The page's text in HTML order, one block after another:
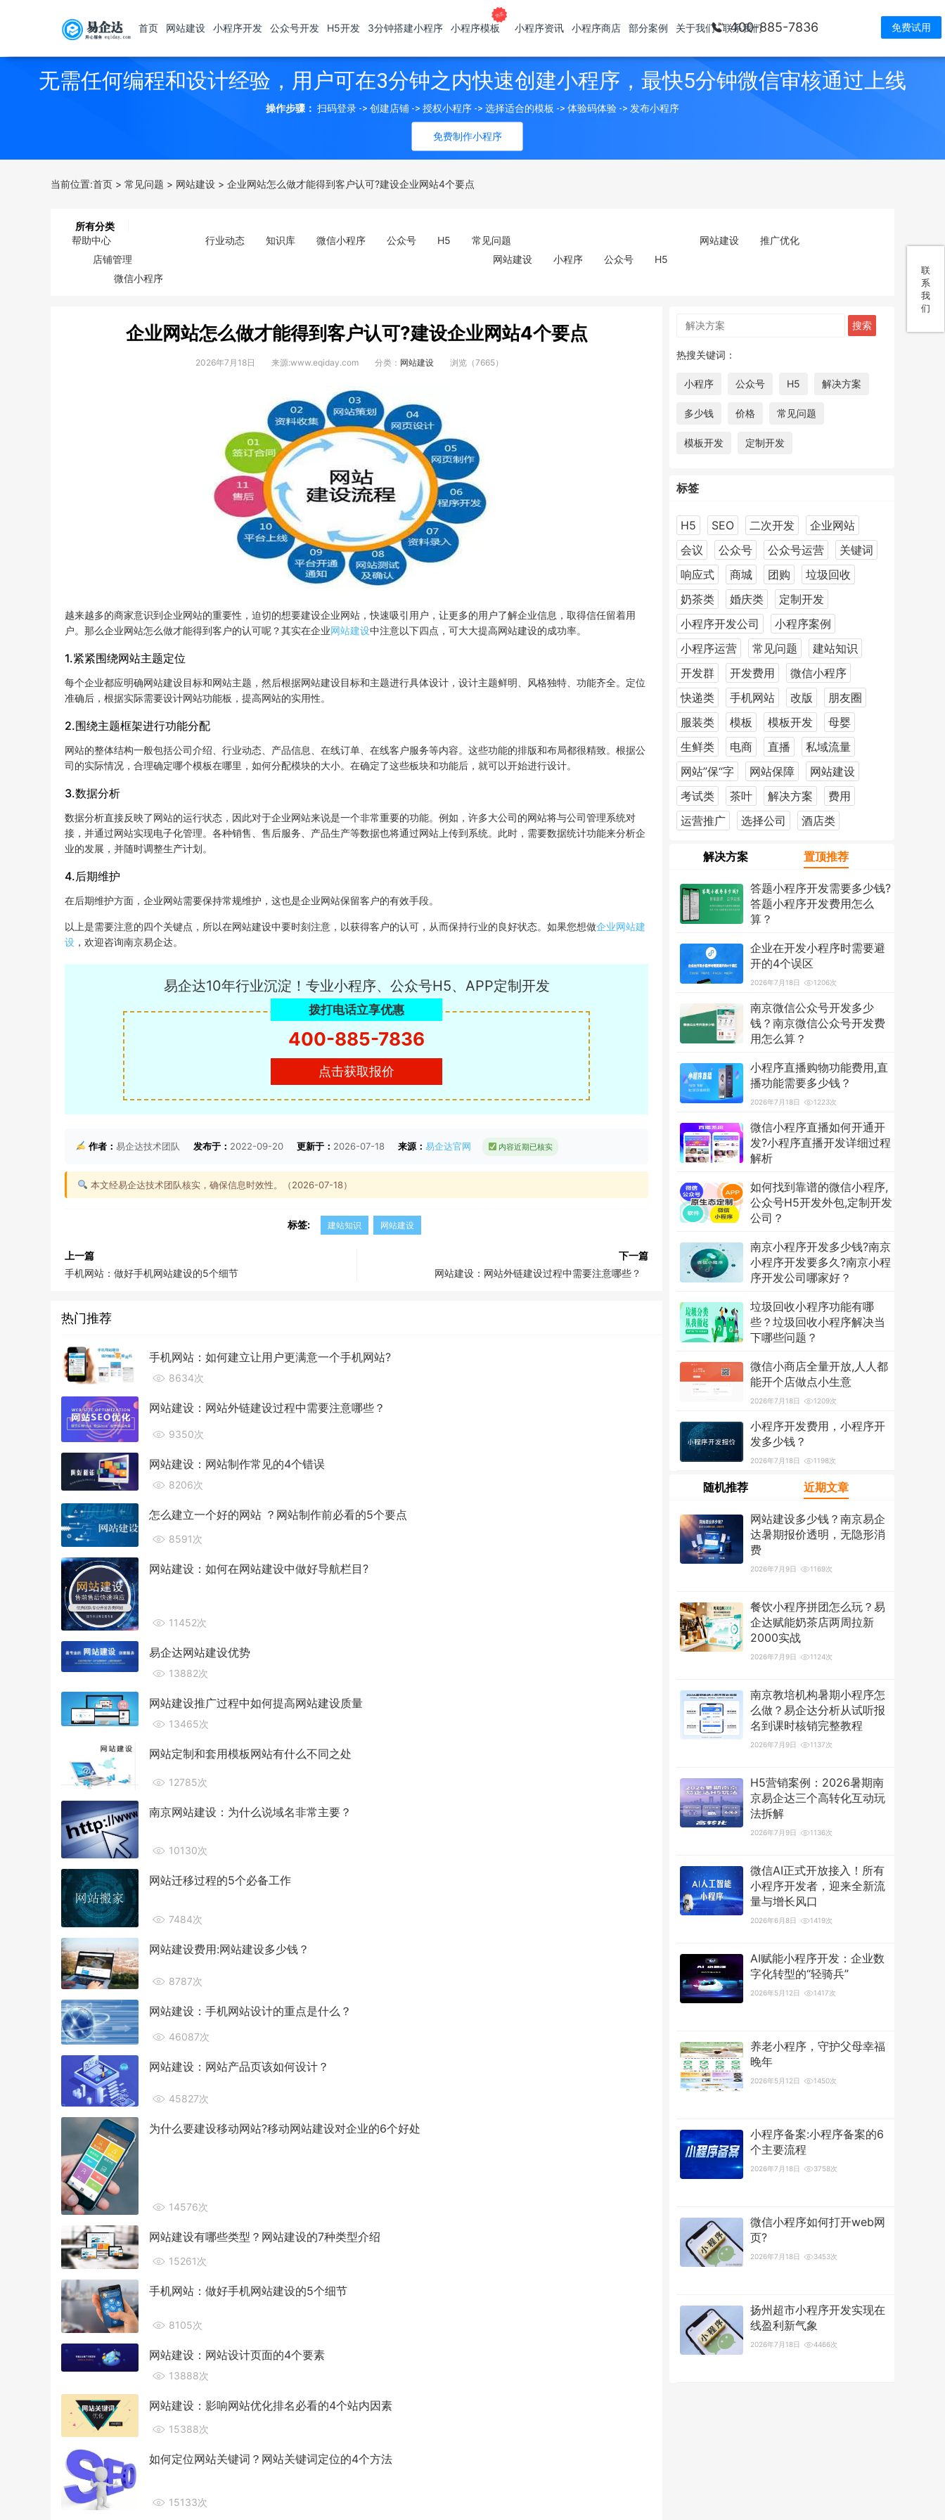
400-885-7836 免费试用
首页 网站建设 小程序开发 公众号开发 H5开发 3分钟搭建小程序 小程序模板 小程序资讯 小程序商店 部分案例 关于我们 联系我们
联
系
我
们
无需任何编程和设计经验，用户可在3分钟之内快速创建小程序，最快5分钟微信审核通过上线
免费制作小程序
操作步骤： 扫码登录 -> 创建店铺 -> 授权小程序 -> 选择适合的模板 -> 体验码体验 -> 发布小程序
当前位置:首页 > 常见问题 > 网站建设 > 企业网站怎么做才能得到客户认可?建设企业网站4个要点
所有分类
帮助中心
店铺管理
微信小程序
行业动态 知识库 微信小程序 公众号 H5
常见问题
网站建设
小程序 公众号 H5
网站建设 推广优化
企业网站怎么做才能得到客户认可?建设企业网站4个要点
2026年7月18日 来源:www.eqiday.com 分类： 网站建设 浏览（7665）
越来越多的商家意识到企业网站的重要性，迫切的想要建设企业网站，快速吸引用户，让更多的用户了解企业信息，取得信任留着用
户。那么企业网站怎么做才能得到客户的认可呢？其实在企业网站建设中注意以下四点，可大大提高网站建设的成功率。
1.紧紧围绕网站主题定位
每个企业都应明确网站建设目标和网站主题，然后根据网站建设目标和主题进行具体设计，设计主题鲜明、风格独特、功能齐全。定位
准确后，根据实际需要设计网站功能板，提高网站的实用性。
2.围绕主题框架进行功能分配
网站的整体结构一般包括公司介绍、行业动态、产品信息、在线订单、在线客户服务等内容。这些功能的排版和布局都很精致。根据公
司的实际情况，合理确定哪个模板在哪里，如何分配模块的大小。在确定了这些板块和功能后，就可以开始进行设计。
3.数据分析
数据分析直接反映了网站的运行状态，因此对于企业网站来说是一个非常重要的功能。例如，许多大公司的网站将与公司管理系统对
接，并通过网站实现电子化管理。各种销售、售后服务、产品生产等数据也将通过网站上传到系统。此时，需要数据统计功能来分析企
业的发展，并随时调整生产计划。
4.后期维护
在后期维护方面，企业网站需要保持常规维护，这也是企业网站保留客户的有效手段。
以上是需要注意的四个关键点，所以在网站建设中要时刻注意，以获得客户的认可，从而保持行业的良好状态。如果您想做企业网站建
设 ，欢迎咨询南京易企达。
易企达10年行业沉淀！专业小程序、公众号H5、APP定制开发
拨打电话立享优惠
400-885-7836
点击获取报价
作者： 易企达技术团队 发布于： 2022-09-20 更新于： 2026-07-18 来源： 易企达官网 内容近期已核实
本文经易企达技术团队核实，确保信息时效性。（2026-07-18）
标签: 建站知识 网站建设
上一篇
手机网站：做好手机网站建设的5个细节
下一篇
网站建设：网站外链建设过程中需要注意哪些？
热门推荐
手机网站：如何建立让用户更满意一个手机网站?
8634次
网站建设：网站外链建设过程中需要注意哪些？
9350次
网站建设：网站制作常见的4个错误
8206次
怎么建立一个好的网站 ？网站制作前必看的5个要点
8591次
网站建设：如何在网站建设中做好导航栏目?
11452次
易企达网站建设优势
13882次
网站建设推广过程中如何提高网站建设质量
13465次
网站定制和套用模板网站有什么不同之处
12785次
南京网站建设：为什么说域名非常主要？
10130次
网站迁移过程的5个必备工作
7484次
网站建设费用:网站建设多少钱？
8787次
网站建设：手机网站设计的重点是什么？
46087次
网站建设：网站产品页该如何设计？
45827次
为什么要建设移动网站?移动网站建设对企业的6个好处
14576次
网站建设有哪些类型？网站建设的7种类型介绍
15261次
手机网站：做好手机网站建设的5个细节
8105次
网站建设：网站设计页面的4个要素
13888次
网站建设：影响网站优化排名必看的4个站内因素
15388次
如何定位网站关键词？网站关键词定位的4个方法
15133次
热搜关键词：
小程序 公众号 H5 解决方案
多少钱 价格 常见问题
模板开发 定制开发
标签
H5 SEO 二次开发
企业网站
会议
公众号 公众号运营
关键词
响应式
商城 团购
垃圾回收
奶茶类
婚庆类
定制开发
小程序开发公司
小程序案例
小程序运营
常见问题
建站知识
开发群
开发费用
微信小程序
快递类
手机网站 改版
朋友圈
服装类
模板 模板开发
母婴
生鲜类
电商 直播
私域流量
网站”保“字
网站保障
网站建设
考试类
茶叶 解决方案
费用
运营推广
选择公司 酒店类
解决方案 置顶推荐
答题小程序开发需要多少钱?
答题小程序开发费用怎么
算？
企业在开发小程序时需要避
开的4个误区
2026年7月18日 1206次
南京微信公众号开发多少
钱？南京微信公众号开发费
用怎么算？
小程序直播购物功能费用,直
播功能需要多少钱？
2026年7月18日 1223次
微信小程序直播如何开通开
发?小程序直播开发详细过程
解析
如何找到靠谱的微信小程序,
公众号H5开发外包,定制开发
公司？
南京小程序开发多少钱?南京
小程序开发要多久?南京小程
序开发公司哪家好？
垃圾回收小程序功能有哪
些？垃圾回收小程序解决当
下哪些问题？
微信小商店全量开放,人人都
能开个店做点小生意
2026年7月18日 1209次
小程序开发费用，小程序开
发多少钱？
2026年7月18日 1198次
随机推荐 近期文章
网站建设多少钱？南京易企
达暑期报价透明，无隐形消
费
2026年7月9日 1169次
餐饮小程序拼团怎么玩？易
企达赋能奶茶店两周拉新
2000实战
2026年7月9日 1124次
南京教培机构暑期小程序怎
么做？易企达分析从试听报
名到课时核销完整教程
2026年7月9日 1137次
H5营销案例：2026暑期南
京易企达三个高转化互动玩
法拆解
2026年7月9日 1136次
微信AI正式开放接入！所有
小程序开发者，迎来全新流
量与增长风口
2026年6月8日 1419次
AI赋能小程序开发：企业数
字化转型的“轻骑兵”
2026年5月12日 1417次
养老小程序，守护父母幸福
晚年
2026年5月12日 1450次
小程序备案:小程序备案的6
个主要流程
2026年7月18日 3758次
微信小程序如何打开web网
页?
2026年7月18日 3453次
扬州超市小程序开发实现在
线盈利新气象
2026年7月18日 4466次